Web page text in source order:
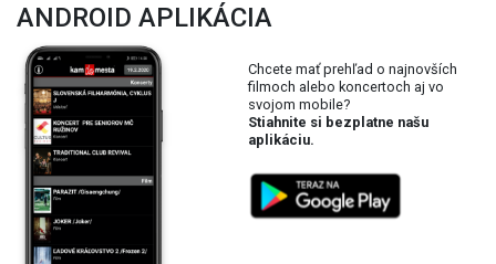
ANDROID APLIKÁCIA
Chcete mať prehľad o najnovších
filmoch alebo koncertoch aj vo
svojom mobile?
Stiahnite si bezplatne našu
aplikáciu.